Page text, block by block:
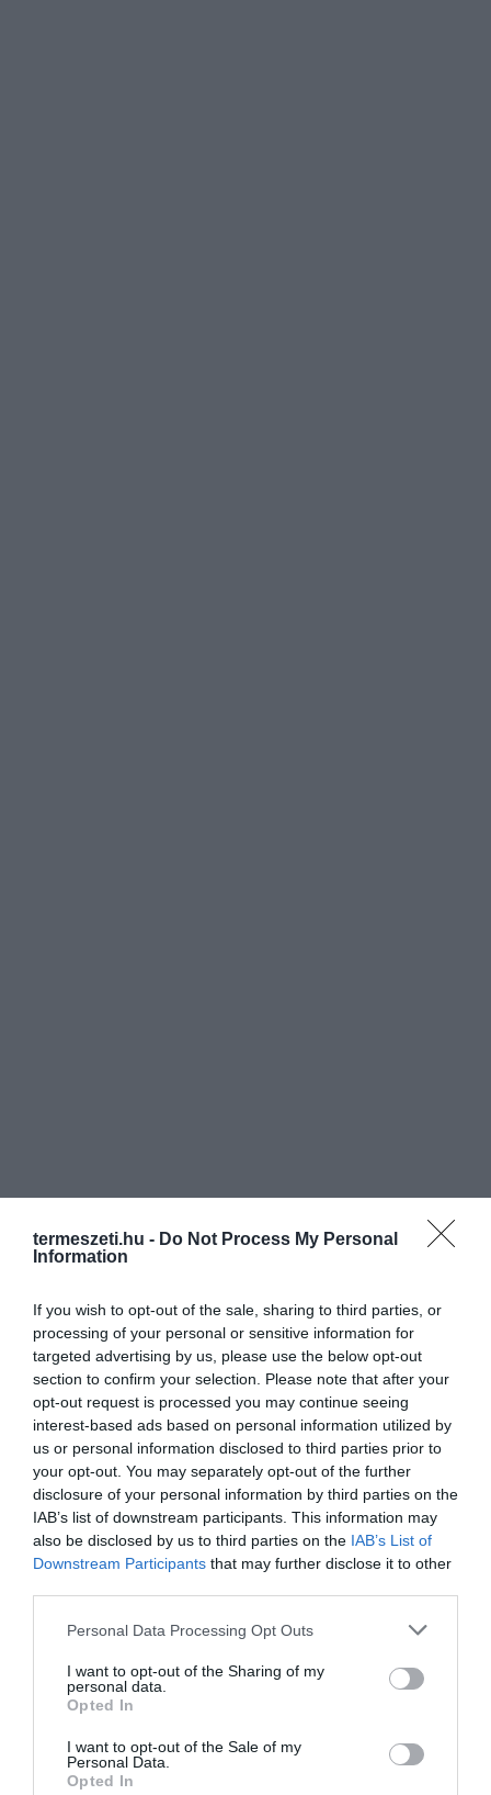
termeszeti.hu - Do Not Process My Personal
Information
If you wish to opt-out of the sale, sharing to third parties, or
processing of your personal or sensitive information for
targeted advertising by us, please use the below opt-out
section to confirm your selection. Please note that after your
opt-out request is processed you may continue seeing
interest-based ads based on personal information utilized by
us or personal information disclosed to third parties prior to
your opt-out. You may separately opt-out of the further
disclosure of your personal information by third parties on the
IAB’s list of downstream participants. This information may
also be disclosed by us to third parties on the IAB’s List of
Downstream Participants that may further disclose it to other
Please note that this website/app uses one or more Google
not limited to your visit or usage behaviour. You may click to
grant or deny consent to Google and its third-party tags to
use your data for below specified purposes in below Google
consent section.
Personal Data Processing Opt Outs
I want to opt-out of the Sharing of my
personal data.
Opted In
I want to opt-out of the Sale of my
Personal Data.
Opted In